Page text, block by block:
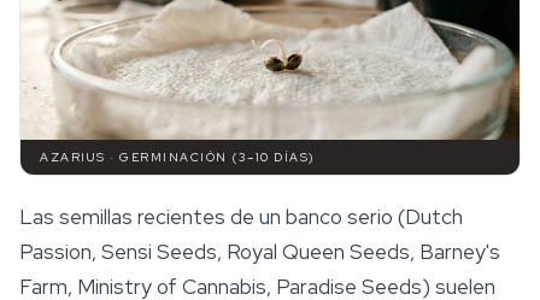
AZARIUS · GERMINACIÓN (3–10 DÍAS)
Las semillas recientes de un banco serio (Dutch
Passion, Sensi Seeds, Royal Queen Seeds, Barney's
Farm, Ministry of Cannabis, Paradise Seeds) suelen